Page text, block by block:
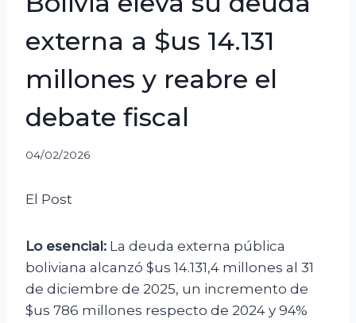
externa a $us 14.131
millones y reabre el
debate fiscal
04/02/2026
El Post
Lo esencial: La deuda externa pública
boliviana alcanzó $us 14.131,4 millones al 31
de diciembre de 2025, un incremento de
$us 786 millones respecto de 2024 y 94%